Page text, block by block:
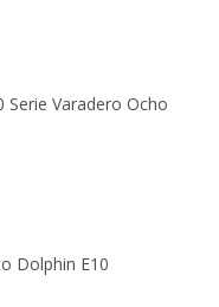
Serie Varadero Ocho
Dolphin E10